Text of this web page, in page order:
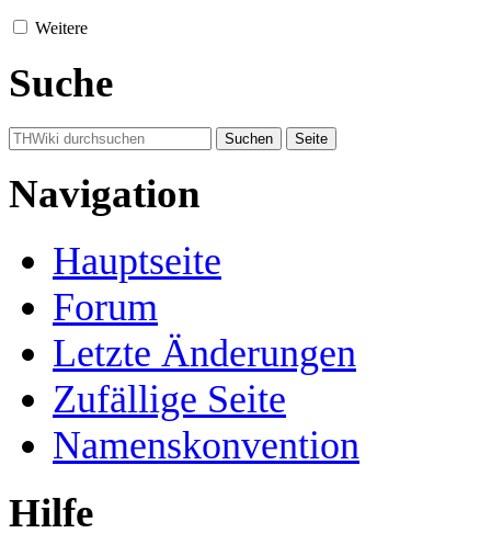
Weitere
Suche
Navigation
Hauptseite
Forum
Letzte Änderungen
Zufällige Seite
Namenskonvention
Hilfe